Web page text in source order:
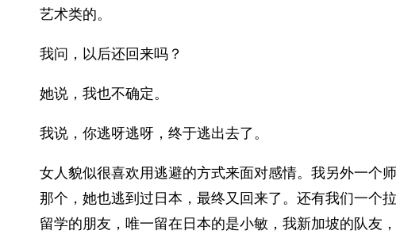
艺术类的。
我问，以后还回来吗？
她说，我也不确定。
我说，你逃呀逃呀，终于逃出去了。
女人貌似很喜欢用逃避的方式来面对感情。我另外一个
那个，她也逃到过日本，最终又回来了。还有我们一个
留学的朋友，唯一留在日本的是小敏，我新加坡的队友